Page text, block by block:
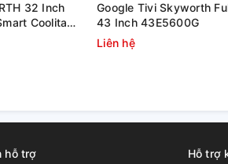
32 Inch
Coolita
Google Tivi Skyworth
43 Inch 43E5600G
Liên hệ
hỗ trợ
Hỗ trợ